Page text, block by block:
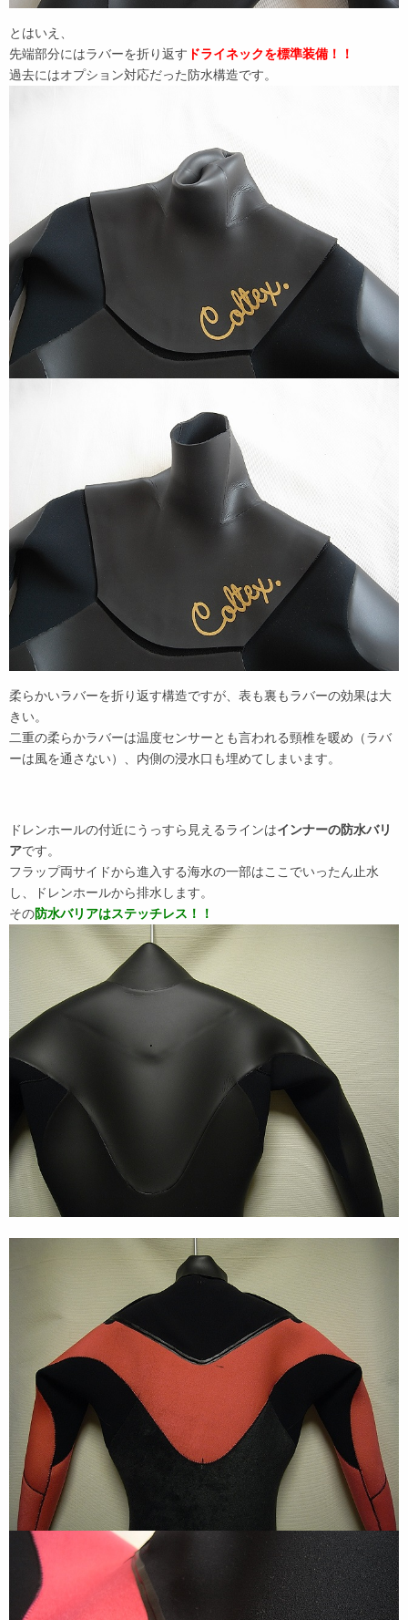
とはいえ、
先端部分にはラバーを折り返す ドライネックを標準装備！！
過去にはオプション対応だった防水構造です。
柔らかいラバーを折り返す構造ですが、表も裏もラバーの効果は大
きい。
二重の柔らかラバーは温度センサーとも言われる頸椎を暖め（ラバ
ーは風を通さない）、内側の浸水口も埋めてしまいます。
ドレンホールの付近にうっすら見えるラインはインナーの防水バリ
アです。
フラップ両サイドから進入する海水の一部はここでいったん止水
し、ドレンホールから排水します。
その防水バリアはステッチレス！！